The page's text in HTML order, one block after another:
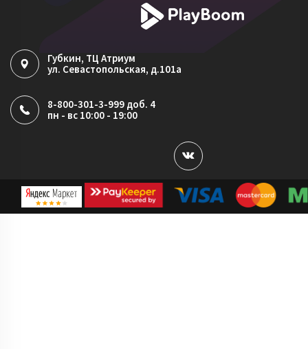
Политика обработки файлов cookie
Губкин, ТЦ Атриум
ул. Севастопольская, д.101а
8-800-301-3-999 доб. 4
пн - вс 10:00 - 19:00